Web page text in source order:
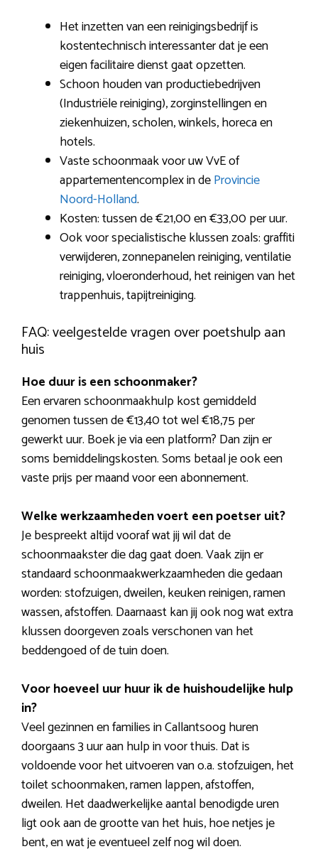
Het inzetten van een reinigingsbedrijf is
kostentechnisch interessanter dat je een
eigen facilitaire dienst gaat opzetten.
Schoon houden van productiebedrijven
(Industriële reiniging), zorginstellingen en
ziekenhuizen, scholen, winkels, horeca en
hotels.
Vaste schoonmaak voor uw VvE of
appartementencomplex in deProvincie
Noord-Holland.
Kosten: tussen de €21,00 en €33,00 per uur.
Ook voor specialistische klussen zoals: graffiti
verwijderen, zonnepanelen reiniging, ventilatie
reiniging, vloeronderhoud, het reinigen van het
trappenhuis, tapijtreiniging.
FAQ: veelgestelde vragen over poetshulp aan
huis
Hoe duur is een schoonmaker?
Een ervaren schoonmaakhulp kost gemiddeld
genomen tussen de €13,40 tot wel €18,75 per
gewerkt uur. Boek je via een platform? Dan zijn er
soms bemiddelingskosten. Soms betaal je ook een
vaste prijs per maand voor een abonnement.
Welke werkzaamheden voert een poetser uit?
Je bespreekt altijd vooraf wat jij wil dat de
schoonmaakster die dag gaat doen. Vaak zijn er
standaard schoonmaakwerkzaamheden die gedaan
worden: stofzuigen, dweilen, keuken reinigen, ramen
wassen, afstoffen. Daarnaast kan jij ook nog wat extra
klussen doorgeven zoals verschonen van het
beddengoed of de tuin doen.
Voor hoeveel uur huur ik de huishoudelijke hulp
in?
Veel gezinnen en families in Callantsoog huren
doorgaans 3 uur aan hulp in voor thuis. Dat is
voldoende voor het uitvoeren van o.a. stofzuigen, het
toilet schoonmaken, ramen lappen, afstoffen,
dweilen. Het daadwerkelijke aantal benodigde uren
ligt ook aan de grootte van het huis, hoe netjes je
bent, en wat je eventueel zelf nog wil doen.